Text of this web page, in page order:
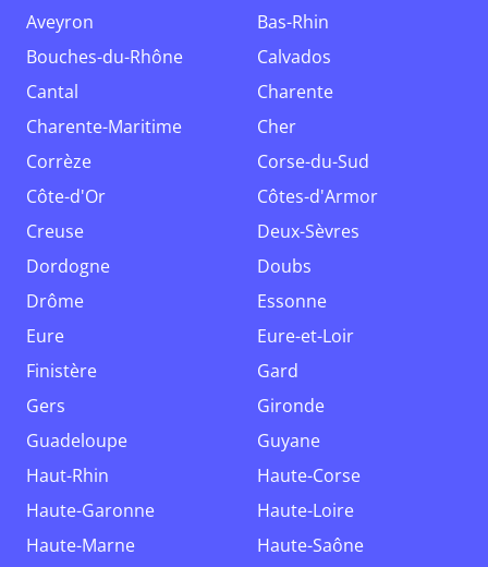
Aveyron
Bas-Rhin
Bouches-du-Rhône
Calvados
Cantal
Charente
Charente-Maritime
Cher
Corrèze
Corse-du-Sud
Côte-d'Or
Côtes-d'Armor
Creuse
Deux-Sèvres
Dordogne
Doubs
Drôme
Essonne
Eure
Eure-et-Loir
Finistère
Gard
Gers
Gironde
Guadeloupe
Guyane
Haut-Rhin
Haute-Corse
Haute-Garonne
Haute-Loire
Haute-Marne
Haute-Saône